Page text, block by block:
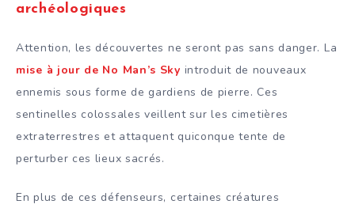
archéologiques
Attention, les découvertes ne seront pas sans danger. La
mise à jour de No Man’s Sky introduit de nouveaux
ennemis sous forme de gardiens de pierre. Ces
sentinelles colossales veillent sur les cimetières
extraterrestres et attaquent quiconque tente de
perturber ces lieux sacrés.
En plus de ces défenseurs, certaines créatures